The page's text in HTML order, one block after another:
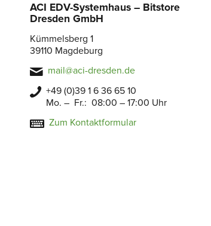
ACI EDV-Systemhaus – Bitstore
Dresden GmbH
Kümmelsberg 1
39110 Magdeburg
mail@aci-dresden.de
+49 (0)39 1 6 36 65 10
Mo. – Fr.: 08:00 – 17:00 Uhr
Zum Kontaktformular